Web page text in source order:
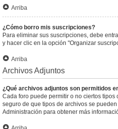
Arriba
¿Cómo borro mis suscripciones?
Para eliminar sus suscripciones, debe
y hacer clic en la opción "Organizar
Arriba
Archivos Adjuntos
¿Qué archivos adjuntos son permitidos
Cada foro puede permitir o no ciertos tipos
seguro de que tipos de archivos se
Administración para obtener más